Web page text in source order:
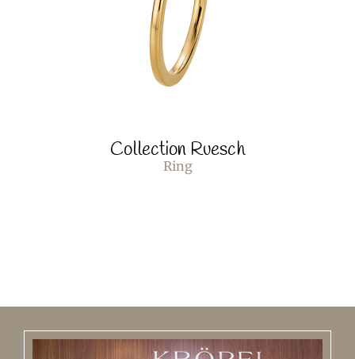
Collection Ruesch
Ring